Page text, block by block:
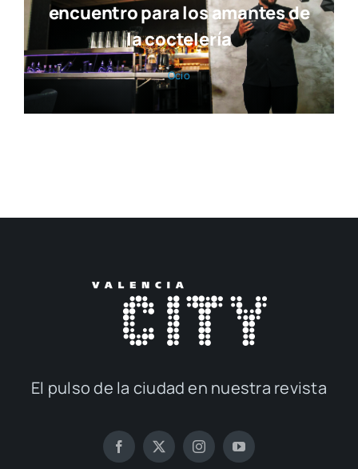
encuentro para los amantes de
la coctelería
Ocio
El pul­so de la ciu­dad en nues­tra revis­ta